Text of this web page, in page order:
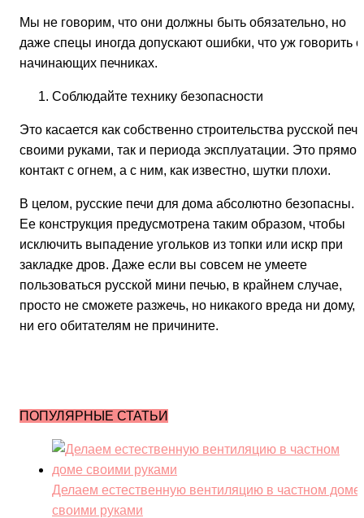
Мы не говорим, что они должны быть обязательно, но
даже спецы иногда допускают ошибки, что уж говорить о
начинающих печниках.
Соблюдайте технику безопасности
Это касается как собственно строительства русской печи
своими руками, так и периода эксплуатации. Это прямой
контакт с огнем, а с ним, как известно, шутки плохи.
В целом, русские печи для дома абсолютно безопасны.
Ее конструкция предусмотрена таким образом, чтобы
исключить выпадение угольков из топки или искр при
закладке дров. Даже если вы совсем не умеете
пользоваться русской мини печью, в крайнем случае,
просто не сможете разжечь, но никакого вреда ни дому,
ни его обитателям не причините.
ПОПУЛЯРНЫЕ СТАТЬИ
Делаем естественную вентиляцию в частном доме
своими руками